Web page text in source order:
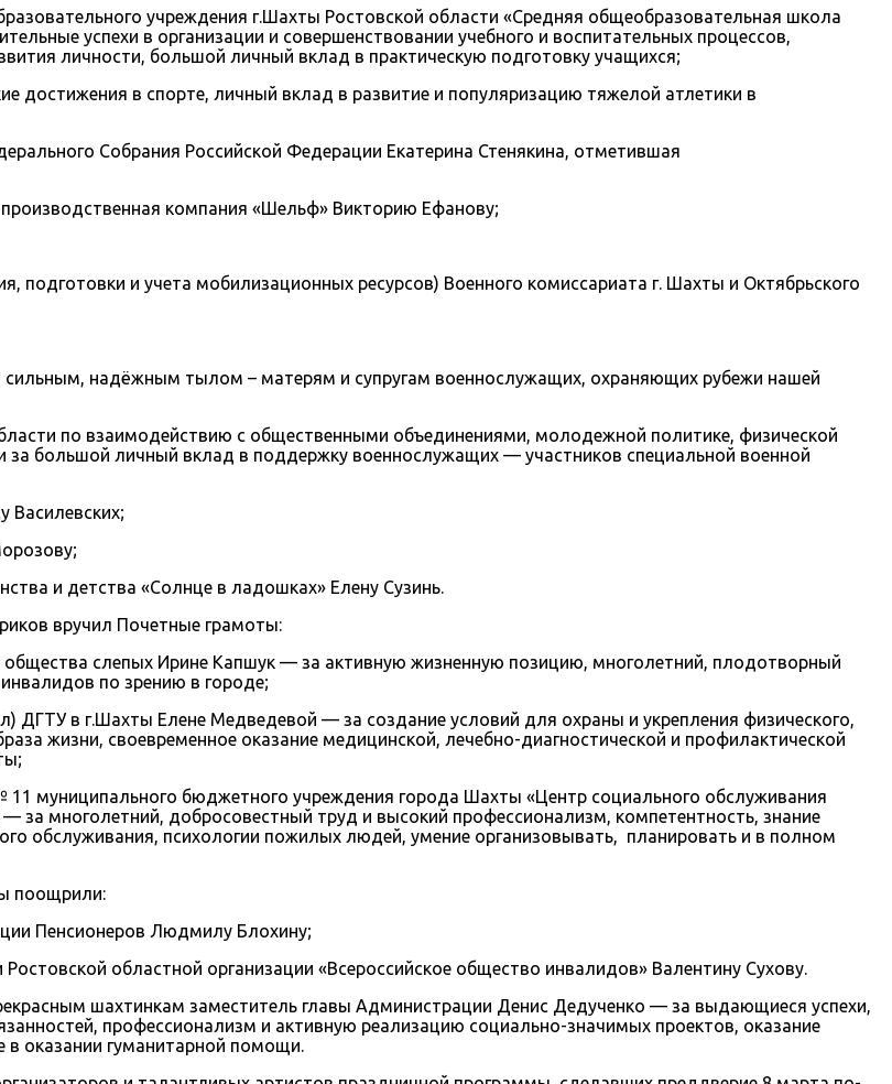
учреждения г.Шахты Ростовской области «Средняя общеобразовательная школа
успехи в организации и совершенствовании учебного и воспитательных процессов,
личности, большой личный вклад в практическую подготовку учащихся;
в спорте, личный вклад в развитие и популяризацию тяжелой атлетики в
Собрания Российской Федерации Екатерина Стенякина, отметившая
компания «Шельф» Викторию Ефанову;
и учета мобилизационных ресурсов) Военного комиссариата г. Шахты и Октябрьского
надёжным тылом – матерям и супругам военнослужащих, охраняющих рубежи нашей
по взаимодействию с общественными объединениями, молодежной политике, физической
за большой личный вклад в поддержку военнослужащих — участников специальной военной
Василевских;
и детства «Солнце в ладошках» Елену Сузинь.
вручил Почетные грамоты:
слепых Ирине Капшук — за активную жизненную позицию, многолетний, плодотворный
по зрению в городе;
в г.Шахты Елене Медведевой — за создание условий для охраны и укрепления физического,
жизни, своевременное оказание медицинской, лечебно-диагностической и профилактической
муниципального бюджетного учреждения города Шахты «Центр социального обслуживания
многолетний, добросовестный труд и высокий профессионализм, компетентность, знание
обслуживания, психологии пожилых людей, умение организовывать, планировать и в полном
поощрили:
Пенсионеров Людмилу Блохину;
областной организации «Всероссийское общество инвалидов» Валентину Сухову.
шахтинкам заместитель главы Администрации Денис Дедученко — за выдающиеся успехи,
профессионализм и активную реализацию социально-значимых проектов, оказание
в оказании гуманитарной помощи.